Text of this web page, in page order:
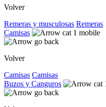
Volver
Remeras y musculosas Remeras
Camisas
Volver
Camisas Camisas
Buzos y Canguros